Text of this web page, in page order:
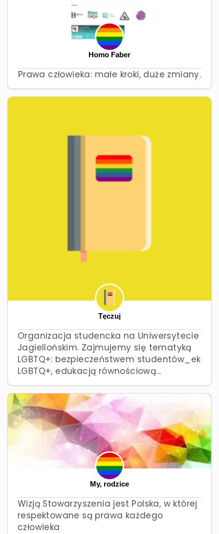
Homo Faber
Prawa człowieka: małe kroki, duże zmiany.
Tęczuj
Organizacja studencka na Uniwersytecie
Jagiellońskim. Zajmujemy się tematyką
LGBTQ+: bezpieczeństwem studentów_ek
LGBTQ+, edukacją równościową...
My, rodzice
Wizją Stowarzyszenia jest Polska, w której
respektowane są prawa każdego
człowieka